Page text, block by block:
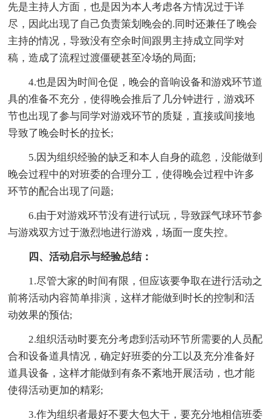
先是主持人方面，也是因为本人考虑各方情况过于详
尽，因此出现了自己负责策划晚会的.同时还兼任了晚会
主持的情况，导致没有空余时间跟男主持成立同学对
稿，造成了流程过渡僵硬甚至冷场的局面;
4.也是因为时间仓促，晚会的音响设备和游戏环节道
具的准备不充分，使得晚会推后了几分钟进行，游戏环
节也出现了参与同学对游戏环节的质疑，直接或间接地
导致了晚会时长的拉长;
5.因为组织经验的缺乏和本人自身的疏忽，没能做到
晚会过程中的对班委的合理分工，使得晚会过程中许多
环节的配合出现了问题;
6.由于对游戏环节没有进行试玩，导致踩气球环节参
与游戏双方过于激烈地进行游戏，场面一度失控。
四、活动启示与经验总结：
1.尽管大家的时间有限，但应该要争取在进行活动之
前将活动内容简单排演，这样才能做到时长的控制和活
动效果的预估;
2.组织活动时要充分考虑到活动环节所需要的人员配
合和设备道具情况，确定好班委的分工以及充分准备好
道具设备，这样才能做到有条不紊地开展活动，也才能
使得活动更加的精彩;
3.作为组织者最好不要大包大干，要充分地相信班委